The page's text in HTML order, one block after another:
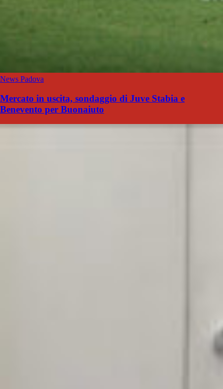
News Padova
Mercato in uscita, sondaggio di Juve Stabia e
Benevento per Buonaiuto